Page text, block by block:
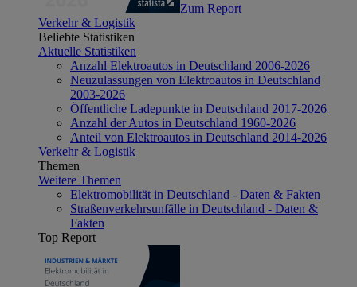
Zum Report
Verkehr & Logistik
Beliebte Statistiken
Aktuelle Statistiken
Anzahl Elektroautos in Deutschland 2006-2026
Neuzulassungen von Elektroautos in Deutschland
2003-2026
Öffentliche Ladepunkte in Deutschland 2017-2026
Anzahl der Autos in Deutschland 1960-2026
Anteil von Elektroautos in Deutschland 2014-2026
Verkehr & Logistik
Themen
Weitere Themen
Elektromobilität in Deutschland - Daten & Fakten
Straßenverkehrsunfälle in Deutschland - Daten &
Fakten
Top Report